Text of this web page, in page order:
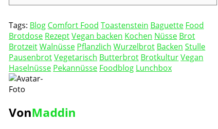
Tags: Blog Comfort Food Toastenstein Baguette Food
Brotdose RezeptVegan backen Kochen Nüsse Brot
BrotzeitWalnüsse Pflanzlich Wurzelbrot Backen Stulle
PausenbrotVegetarisch Butterbrot BrotkulturVegan
Haselnüsse Pekannüsse Foodblog Lunchbox
VonMaddin